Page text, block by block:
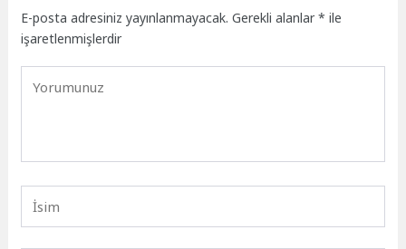
E-posta adresiniz yayınlanmayacak. Gerekli alanlar* ile
işaretlenmişlerdir